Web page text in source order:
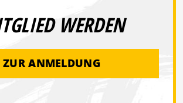
WERDEN
ZUR ANMELDUNG